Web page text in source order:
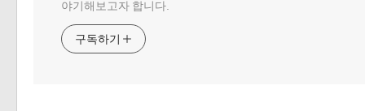
야기해보고자 합니다.
구독하기